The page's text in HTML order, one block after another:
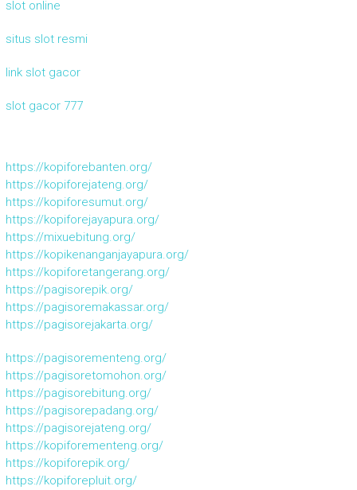
slot online
situs slot resmi
link slot gacor
slot gacor 777
https://kopiforebanten.org/
https://kopiforejateng.org/
https://kopiforesumut.org/
https://kopiforejayapura.org/
https://mixuebitung.org/
https://kopikenanganjayapura.org/
https://kopiforetangerang.org/
https://pagisorepik.org/
https://pagisoremakassar.org/
https://pagisorejakarta.org/
https://pagisorementeng.org/
https://pagisoretomohon.org/
https://pagisorebitung.org/
https://pagisorepadang.org/
https://pagisorejateng.org/
https://kopiforementeng.org/
https://kopiforepik.org/
https://kopiforepluit.org/